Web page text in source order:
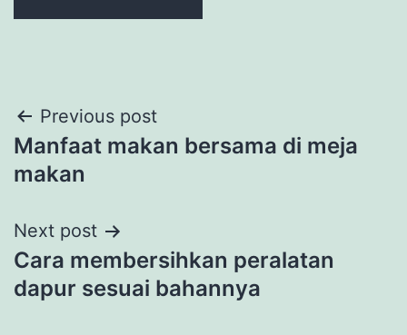
Post
navigation
Previous post
Manfaat makan bersama di meja
makan
Next post
Cara membersihkan peralatan
dapur sesuai bahannya